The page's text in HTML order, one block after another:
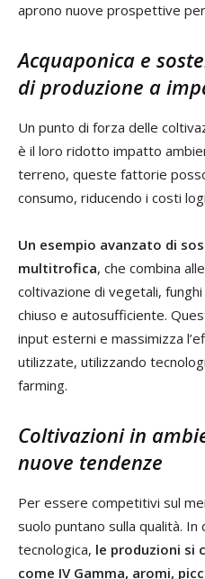
aprono nuove prospettive
Acquaponica e
di produzione a
Un punto di forza delle
è il loro ridotto impatto
terreno, queste fattorie
consumo, riducendo i costi
Un esempio avanzato di
multitrofica, che combina
coltivazione di vegetali,
chiuso e autosufficiente.
input esterni e massimizza
utilizzate, utilizzando
farming.
Coltivazioni in
nuove tendenze
Per essere competitivi sul
suolo puntano sulla qualità.
tecnologica, le produzioni si
come IV Gamma, aromi,